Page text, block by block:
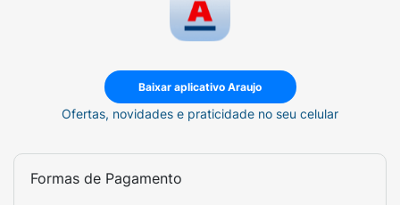
Baixar aplicativo Araujo
Ofertas, novidades e praticidade no seu celular
Formas de Pagamento